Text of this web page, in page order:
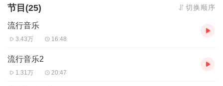
节目(25) 切换顺序
流行音乐
3.43万 16:48
流行音乐2
1.31万 20:47